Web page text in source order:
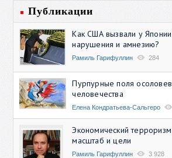
Публикации
Как США вызвали у Японии
нарушения и амнезию?
Рамиль Гарифуллин 284
Пурпурные поля
человечества
Елена Кондратьева-Сальгеро
Экономический
масштаб и цели
Рамиль Гарифуллин 3 928